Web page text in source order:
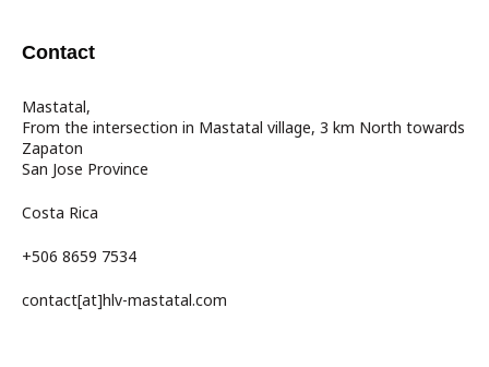
Contact
Mastatal,
From the intersection in Mastatal village, 3 km North towards
Zapaton
San Jose Province
Costa Rica
+506 8659 7534
contact[at]hlv-mastatal.com